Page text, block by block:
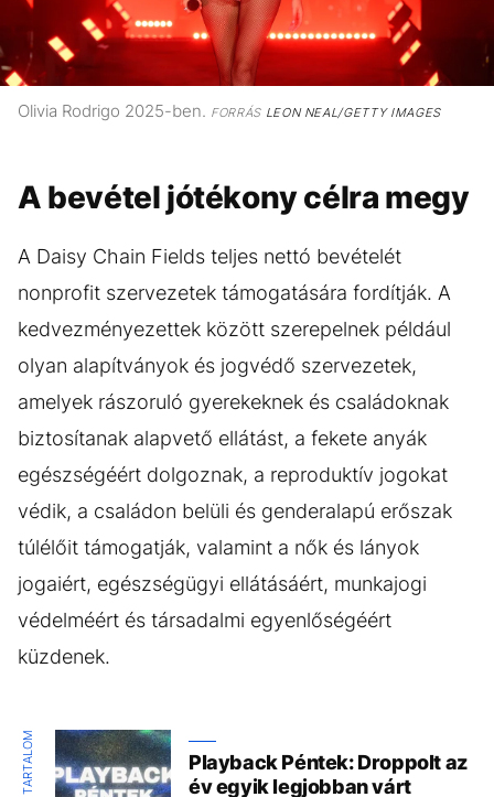
Olivia Rodrigo 2025-ben. FORRÁSLEON NEAL/GETTY IMAGES
A bevétel jótékony célra megy
A Daisy Chain Fields teljes nettó bevételét
nonprofit szervezetek támogatására fordítják. A
kedvezményezettek között szerepelnek például
olyan alapítványok és jogvédő szervezetek,
amelyek rászoruló gyerekeknek és családoknak
biztosítanak alapvető ellátást, a fekete anyák
egészségéért dolgoznak, a reproduktív jogokat
védik, a családon belüli és genderalapú erőszak
túlélőit támogatják, valamint a nők és lányok
jogaiért, egészségügyi ellátásáért, munkajogi
védelméért és társadalmi egyenlőségéért
küzdenek.
Playback Péntek: Droppolt az
év egyik legjobban várt